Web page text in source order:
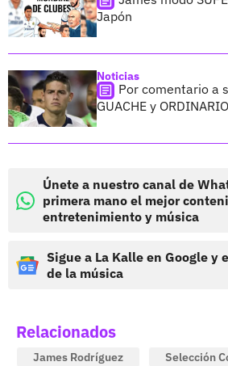
Japón
Noticias
Por comentario a
GUACHE y
Únete a nuestro canal de
primera mano el mejor
entretenimiento y música
Sigue a La Kalle en Google y
de la música
Relacionados
James Rodríguez Selección